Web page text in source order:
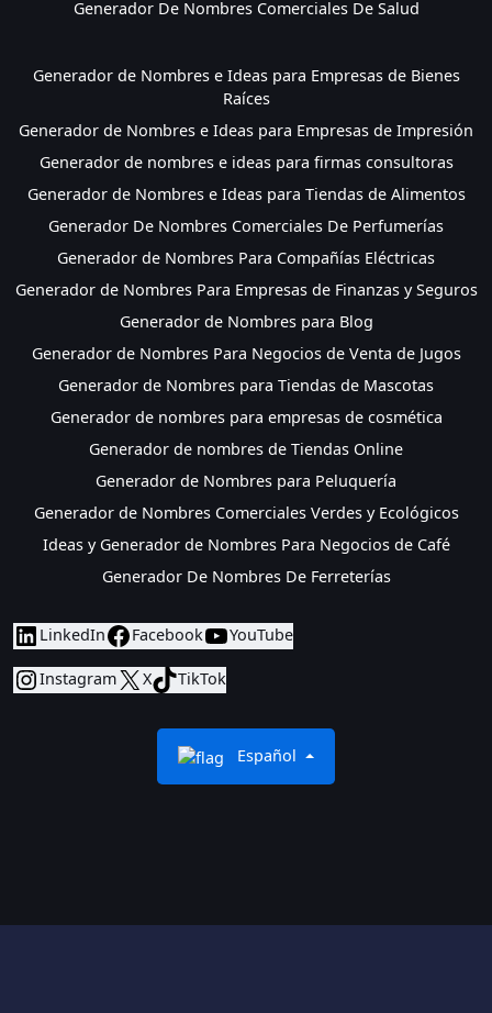
Generador De Nombres Comerciales De Salud
Generador de Nombres e Ideas para Empresas de Bienes
Raíces
Generador de Nombres e Ideas para Empresas de Impresión
Generador de nombres e ideas para firmas consultoras
Generador de Nombres e Ideas para Tiendas de Alimentos
Generador De Nombres Comerciales De Perfumerías
Generador de Nombres Para Compañías Eléctricas
Generador de Nombres Para Empresas de Finanzas y Seguros
Generador de Nombres para Blog
Generador de Nombres Para Negocios de Venta de Jugos
Generador de Nombres para Tiendas de Mascotas
Generador de nombres para empresas de cosmética
Generador de nombres de Tiendas Online
Generador de Nombres para Peluquería
Generador de Nombres Comerciales Verdes y Ecológicos
Ideas y Generador de Nombres Para Negocios de Café
Generador De Nombres De Ferreterías
LinkedIn Facebook YouTube
Instagram X TikTok
Español